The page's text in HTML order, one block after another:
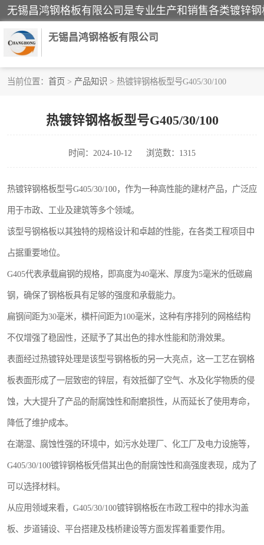
无锡昌鸿钢格板有限公司
当前位置： 首页 > 产品知识 > 热镀锌钢格板型号G405/30/100
热镀锌钢格板型号G405/30/100
时间：2024-10-12 浏览数：1315
热镀锌钢格板型号G405/30/100，作为一种高性能的建材产品，广泛应
用于市政、工业及建筑等多个领域。
该型号钢格板以其独特的规格设计和卓越的性能，在各类工程项目中
占据重要地位。
G405代表承载扁钢的规格，即高度为40毫米、厚度为5毫米的低碳扁
钢，确保了钢格板具有足够的强度和承载能力。
扁钢间距为30毫米，横杆间距为100毫米，这种有序排列的网格结构
不仅增强了稳固性，还赋予了其出色的排水性能和防滑效果。
表面经过热镀锌处理是该型号钢格板的另一大亮点，这一工艺在钢格
板表面形成了一层致密的锌层，有效抵御了空气、水及化学物质的侵
蚀，大大提升了产品的耐腐蚀性和耐磨损性，从而延长了使用寿命，
降低了维护成本。
在潮湿、腐蚀性强的环境中，如污水处理厂、化工厂及电力设施等，
G405/30/100镀锌钢格板凭借其出色的耐腐蚀性和高强度表现，成为了
可以选择材料。
从应用领域来看，G405/30/100镀锌钢格板在市政工程中的排水沟盖
板、步道铺设、平台搭建及栈桥建设等方面发挥着重要作用。
齿形钢格板
热镀锌钢格板
钢格栅踏步板
整流格栅